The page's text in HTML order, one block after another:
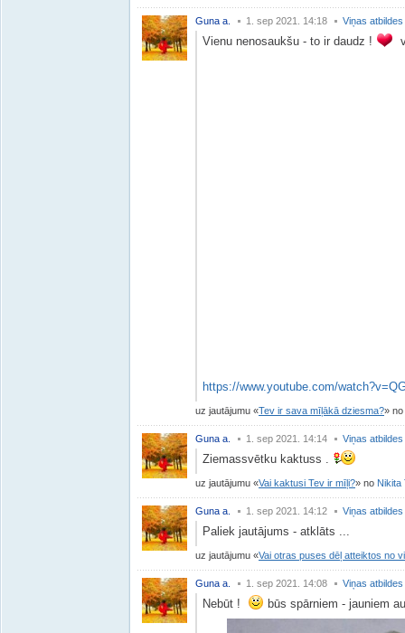
Guna a. 1. sep 2021. 14:18 Viņas atbildes
Vienu nenosaukšu - to ir daudz !
https://www.youtube.com/
uz jautājumu Tev ir sava mīļākā dziesma? no
Guna a. 1. sep 2021. 14:14 Viņas atbildes
Ziemassvētku kaktuss .
uz jautājumu Vai kaktusi Tev ir mīļi? no Nikita
Guna a. 1. sep 2021. 14:12 Viņas atbildes
Paliek jautājums - atklāts ...
uz jautājumu Vai otras puses dēļ atteiktos no
Guna a. 1. sep 2021. 14:08 Viņas atbildes
Nebūt ! būs spārniem - jauniem